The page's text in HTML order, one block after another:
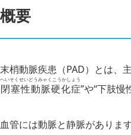
概要
末梢動脈疾患（PAD）とは、
閉塞性動脈硬化症
へいそくせいどうみゃくこうかしょう
”や“下肢
血管には動脈と静脈がありま